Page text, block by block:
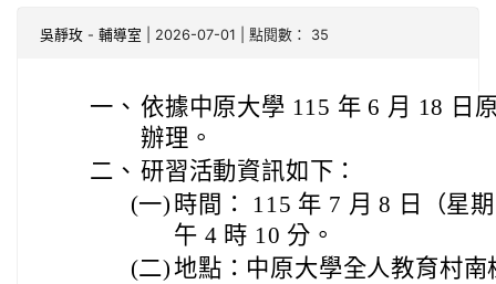
吳靜玫 - 輔導室 | 2026-07-01 | 點閱數： 35
一、 依據中原大學 115 年 6 月 18 日
辦理。
二、 研習活動資訊如下：
(一) 時間： 115 年 7 月 8 日（星
午 4 時 10 分。
(二)地點：中原大學全人教育村